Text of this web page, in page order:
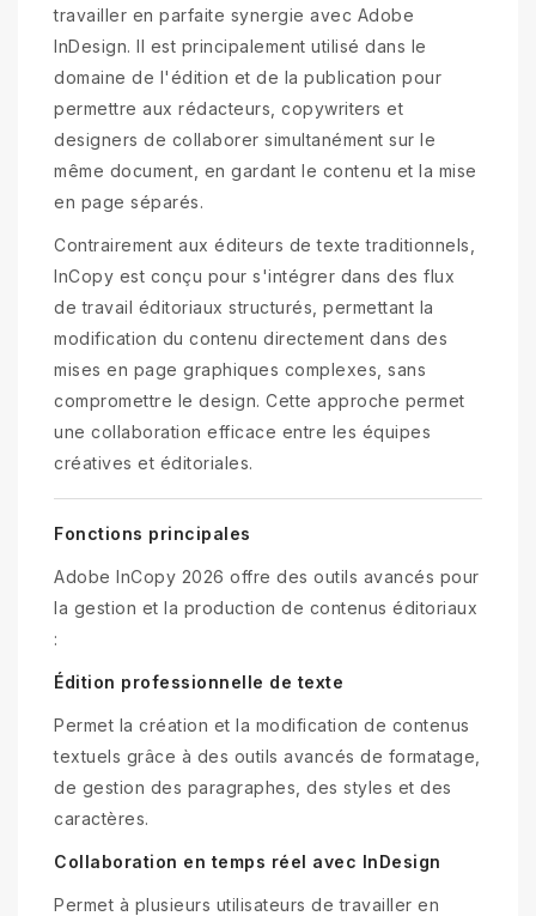
travailler en parfaite synergie avec Adobe
InDesign. Il est principalement utilisé dans le
domaine de l'édition et de la publication pour
permettre aux rédacteurs, copywriters et
designers de collaborer simultanément sur le
même document, en gardant le contenu et la mise
en page séparés.
Contrairement aux éditeurs de texte traditionnels,
InCopy est conçu pour s'intégrer dans des flux
de travail éditoriaux structurés, permettant la
modification du contenu directement dans des
mises en page graphiques complexes, sans
compromettre le design. Cette approche permet
une collaboration efficace entre les équipes
créatives et éditoriales.
Fonctions principales
Adobe InCopy 2026 offre des outils avancés pour
la gestion et la production de contenus éditoriaux
:
Édition professionnelle de texte
Permet la création et la modification de contenus
textuels grâce à des outils avancés de formatage,
de gestion des paragraphes, des styles et des
caractères.
Collaboration en temps réel avec InDesign
Permet à plusieurs utilisateurs de travailler en